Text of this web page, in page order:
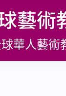
藝術
華人藝術